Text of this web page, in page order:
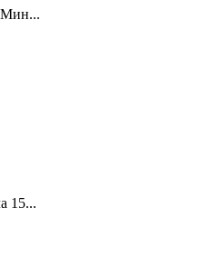
Мин...
15...